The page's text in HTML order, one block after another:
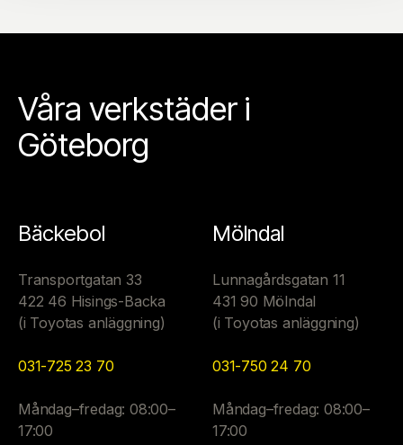
Våra verkstäder i
Göteborg
Bäckebol
Transportgatan 33
422 46 Hisings-Backa
(i Toyotas anläggning)
031-725 23 70
Måndag–fredag: 08:00–
17:00
Mölndal
Lunnagårdsgatan 11
431 90 Mölndal
(i Toyotas anläggning)
031-750 24 70
Måndag–fredag: 08:00–
17:00